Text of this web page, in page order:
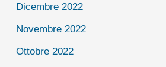
Dicembre 2022
Novembre 2022
Ottobre 2022